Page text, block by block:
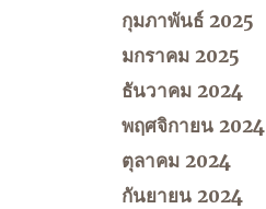
กุมภาพันธ์ 2025
มกราคม 2025
ธันวาคม 2024
พฤศจิกายน 2024
ตุลาคม 2024
กันยายน 2024